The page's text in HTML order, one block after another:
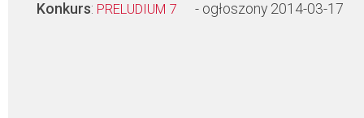
Konkurs: PRELUDIUM 7 - ogłoszony 2014-03-17